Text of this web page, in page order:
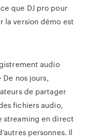
que DJ pro pour
la version démo est
audio
De nos jours,
de partager
fichiers audio,
streaming en direct
personnes. Il